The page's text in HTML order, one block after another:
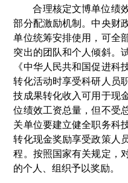
合理核定文博单位绩
部分配激励机制。中央财
单位统筹安排使用，可全
突出的团队和个人倾斜。
《中华人民共和国促进
转化活动时享受科研人员
技成果转化收入可用于现
位绩效工资总量，但不受
关单位要建立健全职务科
转化现金奖励享受政策人
程。按照国家有关规定，
的个人、组织予以奖励。